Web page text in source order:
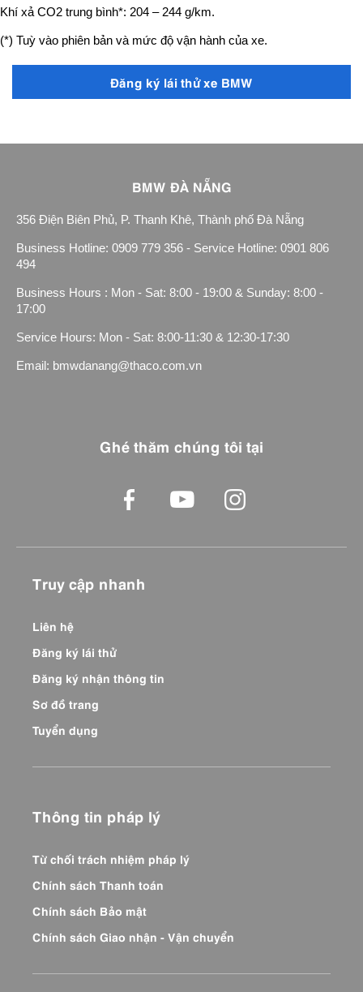
Khí xả CO2 trung bình*: 204 – 244 g/km.
(*) Tuỳ vào phiên bản và mức độ vận hành của xe.
Đăng ký lái thử xe BMW
BMW ĐÀ NẴNG
356 Điện Biên Phủ, P. Thanh Khê, Thành phố Đà Nẵng
Business Hotline: 0909 779 356 - Service Hotline: 0901 806
494
Business Hours : Mon - Sat: 8:00 - 19:00 & Sunday: 8:00 -
17:00
Service Hours: Mon - Sat: 8:00-11:30 & 12:30-17:30
Email: bmwdanang@thaco.com.vn
Ghé thăm chúng tôi tại
Truy cập nhanh
Liên hệ
Đăng ký lái thử
Đăng ký nhận thông tin
Sơ đồ trang
Tuyển dụng
Thông tin pháp lý
Từ chối trách nhiệm pháp lý
Chính sách Thanh toán
Chính sách Bảo mật
Chính sách Giao nhận - Vận chuyển